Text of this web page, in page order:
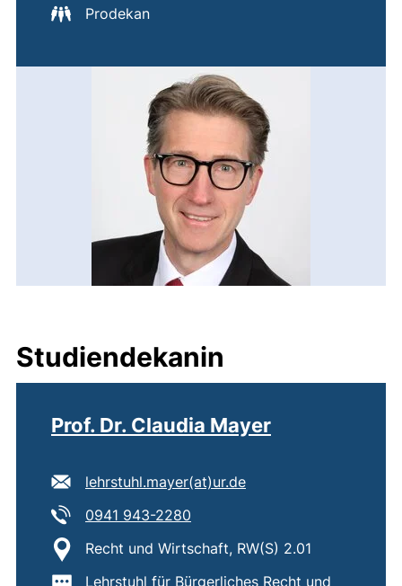
Prodekan
Studiendekanin
Prof. Dr. Claudia Mayer
E-Mail Adresse:
lehrstuhl.mayer​(at)​ur.de(öffnet Ihr E-Mail-
Tel:
0941 943-2280
Standort:
Recht und Wirtschaft, RW(S) 2.01
Wichtige Informationen:
Lehrstuhl für Bürgerliches Recht und